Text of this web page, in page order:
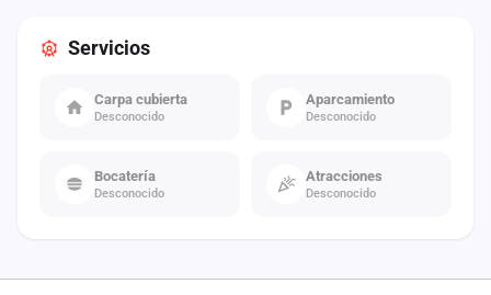
Servicios
Carpa cubierta
Desconocido
Aparcamiento
Desconocido
Bocatería
Desconocido
Atracciones
Desconocido